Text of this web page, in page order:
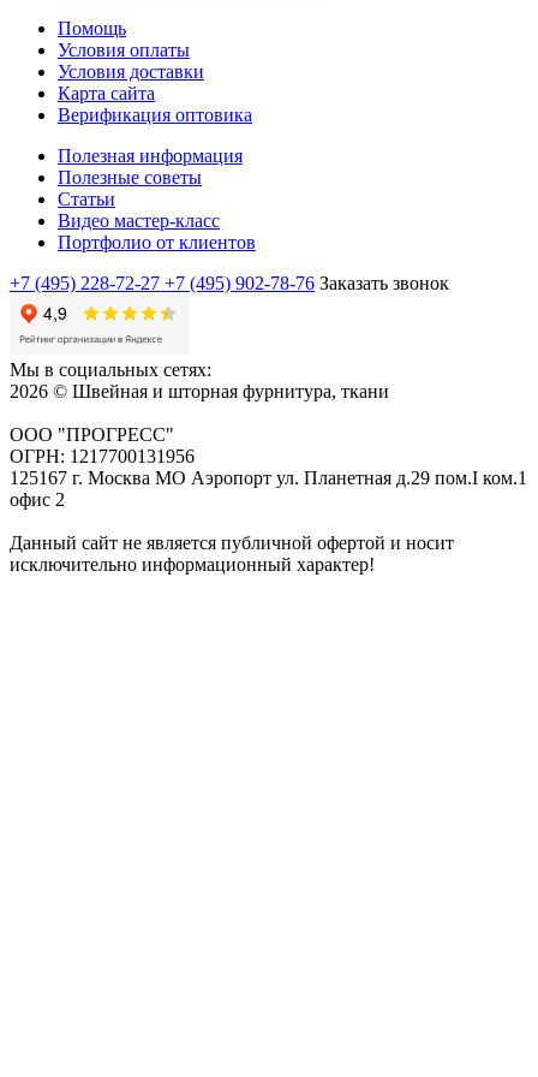
Помощь
Условия оплаты
Условия доставки
Карта сайта
Верификация оптовика
Полезная информация
Полезные советы
Статьи
Видео мастер-класс
Портфолио от клиентов
+7 (495) 228-72-27 +7 (495) 902-78-76 Заказать звонок
Мы в социальных сетях:
2026 © Швейная и шторная фурнитура, ткани
ООО "ПРОГРЕСС"
ОГРН: 1217700131956
125167 г. Москва МО Аэропорт ул. Планетная д.29 пом.I ком.1
офис 2
Данный сайт не является публичной офертой и носит
исключительно информационный характер!